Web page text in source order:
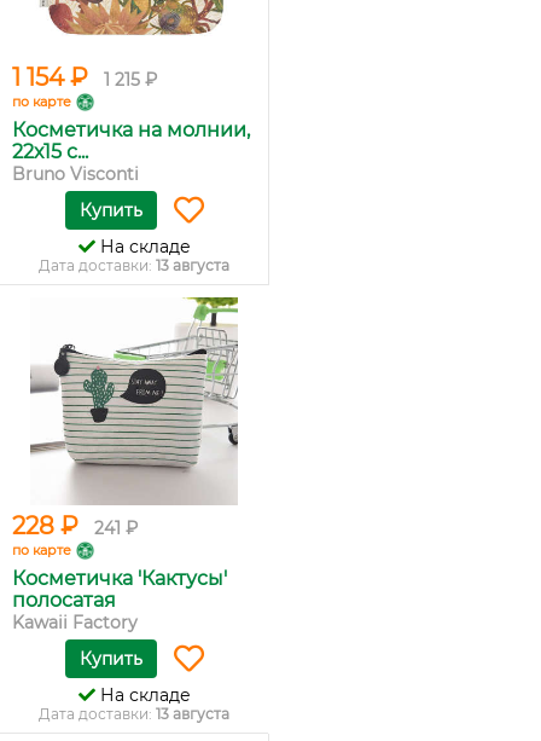
1 154 ₽ 1 215 ₽
по карте
Косметичка на молнии,
22х15 с...
Bruno Visconti
Купить
На складе
Дата доставки: 13 августа
228 ₽ 241 ₽
по карте
Косметичка 'Кактусы'
полосатая
Kawaii Factory
Купить
На складе
Дата доставки: 13 августа